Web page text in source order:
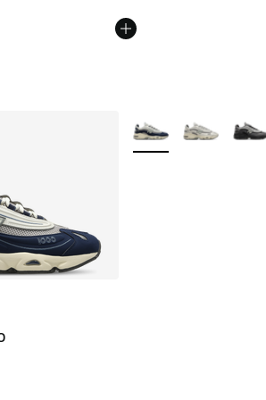
Weitere Farben